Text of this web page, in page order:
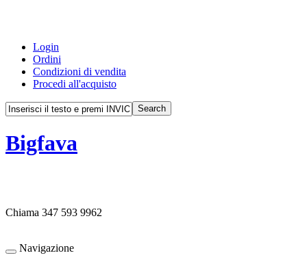
Login
Ordini
Condizioni di vendita
Procedi all'acquisto
Bigfava
Chiama 347 593 9962
Navigazione